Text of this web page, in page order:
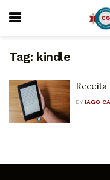
Tag: kindle
BY IAGO